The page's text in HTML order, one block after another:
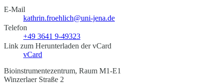
E-Mail
kathrin.froehlich@uni-jena.de
Telefon
+49 3641 9-49323
Link zum Herunterladen der vCard
vCard
Bioinstrumentezentrum, Raum M1-E1
Winzerlaer Straße 2